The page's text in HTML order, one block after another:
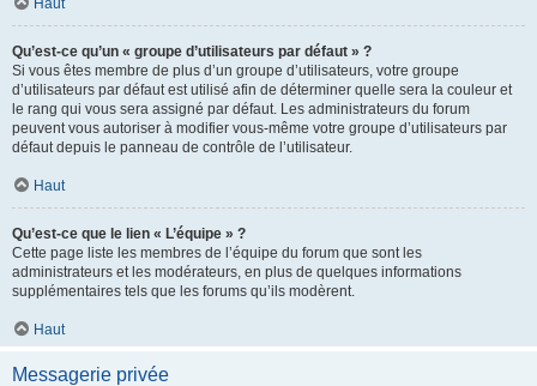
Haut
Qu’est-ce qu’un « groupe d’utilisateurs par défaut » ?
Si vous êtes membre de plus d’un groupe d’utilisateurs, votre groupe
d’utilisateurs par défaut est utilisé afin de déterminer quelle sera la couleur et
le rang qui vous sera assigné par défaut. Les administrateurs du forum
peuvent vous autoriser à modifier vous-même votre groupe d’utilisateurs par
défaut depuis le panneau de contrôle de l’utilisateur.
Haut
Qu’est-ce que le lien « L’équipe » ?
Cette page liste les membres de l’équipe du forum que sont les
administrateurs et les modérateurs, en plus de quelques informations
supplémentaires tels que les forums qu’ils modèrent.
Haut
Messagerie privée